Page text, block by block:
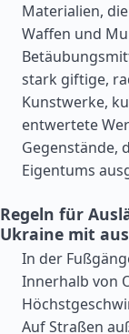
Materialien,
Waffen und
stark giftige,
Kunstwerke,
entwertete
Gegenstände,
Eigentums
Regeln für
Ukraine mit
In der
Innerhalb von
Auf Straßen